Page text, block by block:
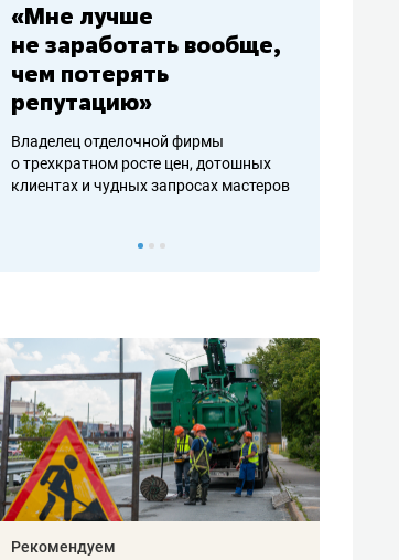
«Мне лучше
не заработать вообще,
чем потерять
репутацию»
Владелец отделочной фирмы
о трехкратном росте цен, дотошных
клиентах и чудных запросах мастеров
Рекомендуем